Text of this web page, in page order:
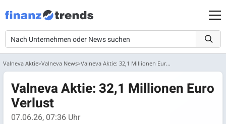
Valneva Aktie Valneva News Valneva Aktie: 32,1 Millionen Euro Verlust
Valneva Aktie: 32,1 Millionen Euro
Verlust
07.06.26, 07:36 Uhr